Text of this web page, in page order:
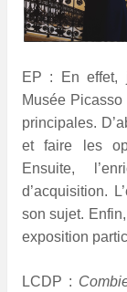
EP :
En effet,
Musée
principales.
et faire les
Ensuite,
d’acquisition.
son sujet.
exposition
LCDP :